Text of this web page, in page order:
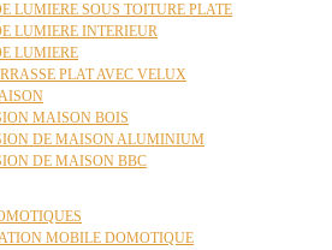
LUMIERE SOUS TOITURE PLATE
LUMIERE INTERIEUR
LUMIERE
PLAT AVEC VELUX
MAISON BOIS
DE MAISON ALUMINIUM
DE MAISON BBC
MOBILE DOMOTIQUE